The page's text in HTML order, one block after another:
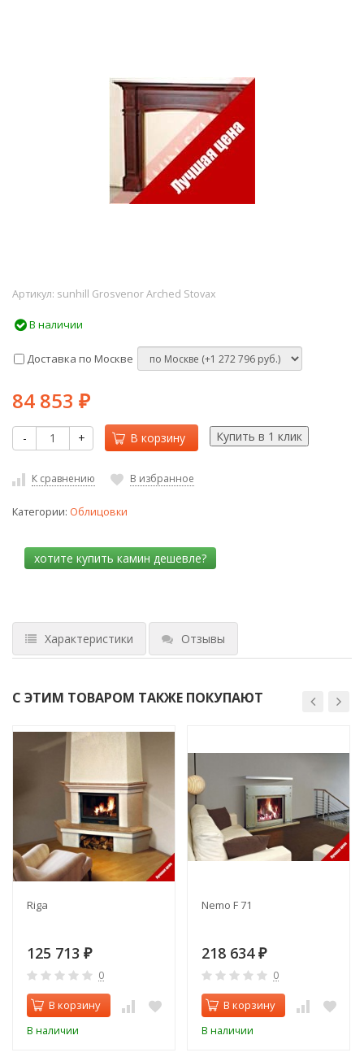
Артикул: sunhill Grosvenor Arched Stovax
В наличии
Доставка по Москве
84 853 ₽
- + В корзину
К сравнению В избранное
Категории: Облицовки
Характеристики Отзывы
С ЭТИМ ТОВАРОМ ТАКЖЕ ПОКУПАЮТ
Riga
125 713 ₽
0
В корзину
В наличии
Nemo F 71
218 634 ₽
0
В корзину
В наличии